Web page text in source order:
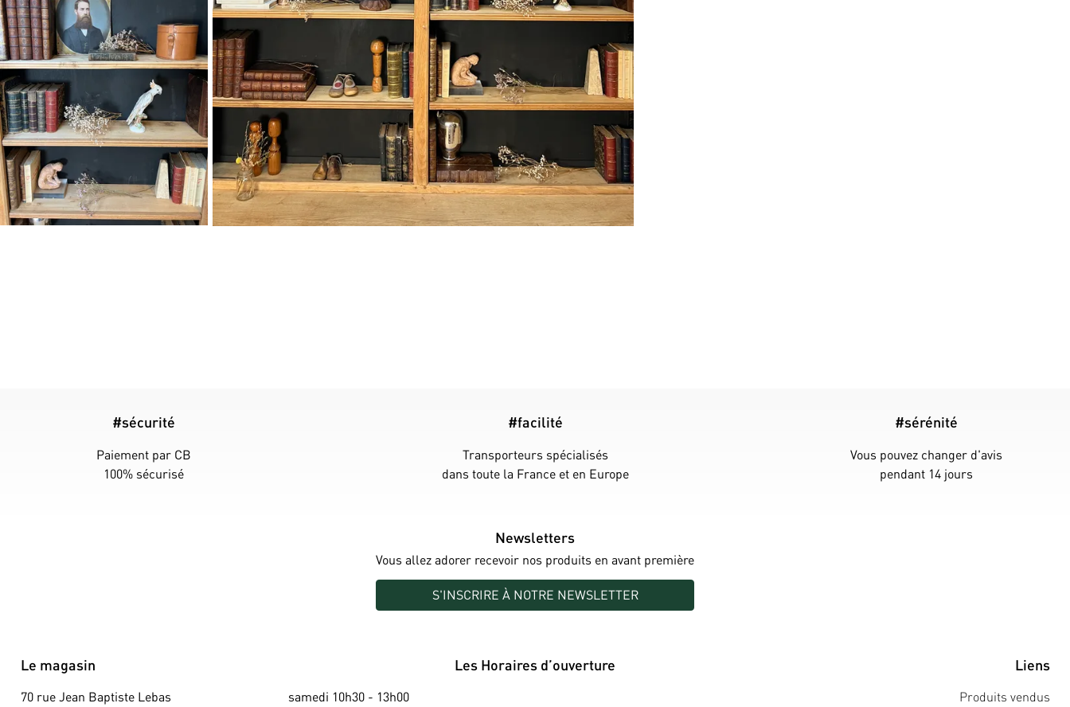
#sécurité
Paiement par CB
100% sécurisé
#facilité
Transporteurs spécialisés
dans toute la France et en Europe
#sérénité
Vous pouvez changer d'avis
pendant 14 jours
Newsletters
Vous allez adorer recevoir nos produits en avant première
S'INSCRIRE À NOTRE NEWSLETTER
Le magasin
70 rue Jean Baptiste Lebas
Les Horaires d’ouverture
samedi 10h30 - 13h00
Liens
Produits vendus